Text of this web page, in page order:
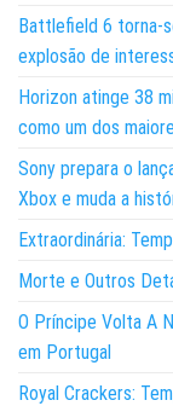
Battlefield 6 torna-
explosão de
Horizon atinge 38
como um dos
Sony prepara o
Xbox e muda a
Extraordinária:
Morte e Outros
O Príncipe Volta A
em Portugal
Royal Crackers: